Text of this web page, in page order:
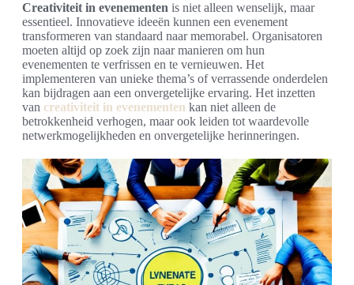
Creativiteit in evenementen is niet alleen wenselijk, maar
essentieel. Innovatieve ideeën kunnen een evenement
transformeren van standaard naar memorabel. Organisatoren
moeten altijd op zoek zijn naar manieren om hun
evenementen te verfrissen en te vernieuwen. Het
implementeren van unieke thema’s of verrassende onderdelen
kan bijdragen aan een onvergetelijke ervaring. Het inzetten
van creativiteit in evenementen kan niet alleen de
betrokkenheid verhogen, maar ook leiden tot waardevolle
netwerkmogelijkheden en onvergetelijke herinneringen.